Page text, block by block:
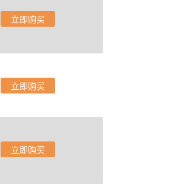
立即购买
立即购买
立即购买